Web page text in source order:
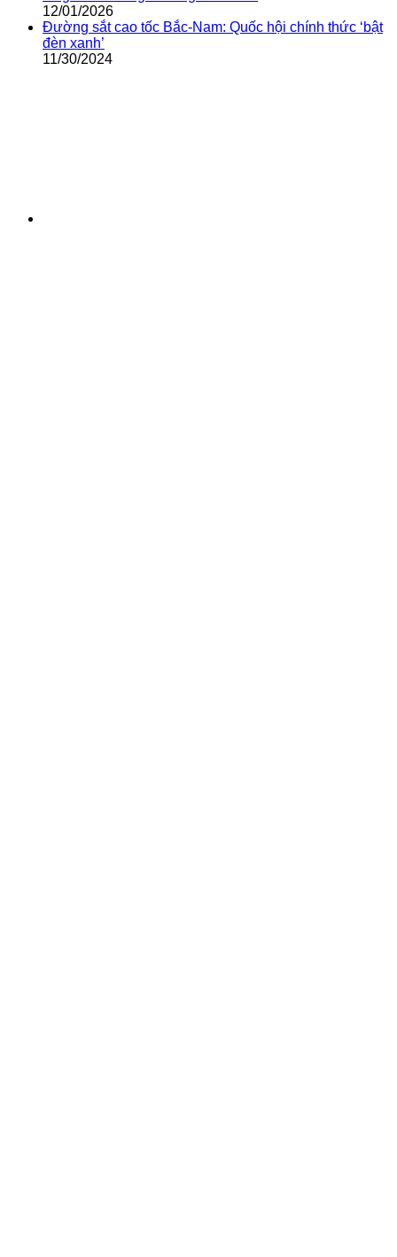
12/01/2026
Đường sắt cao tốc Bắc-Nam: Quốc hội chính thức ‘bật
đèn xanh’
11/30/2024